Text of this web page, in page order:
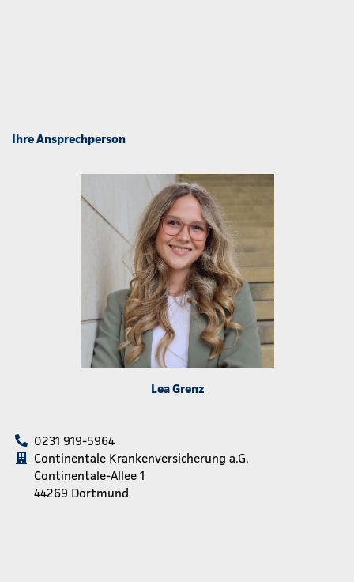
Ihre Ansprechperson
Lea Grenz
0231 919-5964
Continentale Krankenversicherung a.G.
Continentale-Allee 1
44269 Dortmund